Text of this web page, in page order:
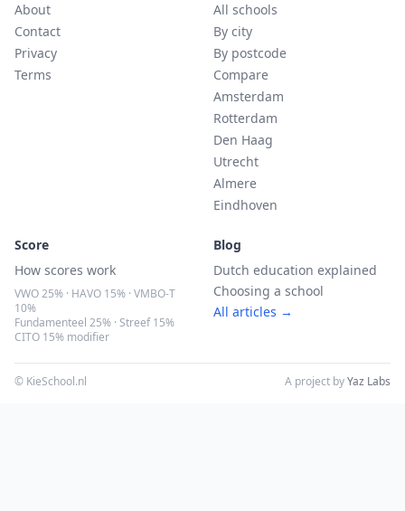
About
Contact
Privacy
Terms
All schools
By city
By postcode
Compare
Amsterdam
Rotterdam
Den Haag
Utrecht
Almere
Eindhoven
Score
How scores work
VWO 25% · HAVO 15% · VMBO-T
10%
Fundamenteel 25% · Streef 15%
CITO 15% modifier
Blog
Dutch education explained
Choosing a school
All articles →
© KieSchool.nl A project byYaz Labs